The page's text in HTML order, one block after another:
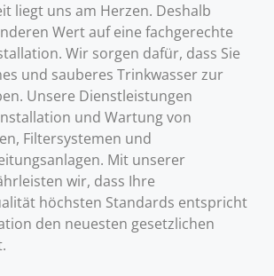
liegt uns am Herzen. Deshalb
Wert auf eine fachgerechte
Wir sorgen dafür, dass Sie
und sauberes Trinkwasser zur
Unsere Dienstleistungen
und Wartung von
Filtersystemen und
Mit unserer
wir, dass Ihre
höchsten Standards entspricht
den neuesten gesetzlichen